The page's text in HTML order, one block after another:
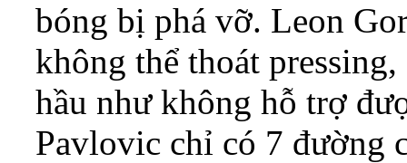
bóng bị phá vỡ. Leon
không thể thoát
hầu như không hỗ trợ
Pavlovic chỉ có 7 đường